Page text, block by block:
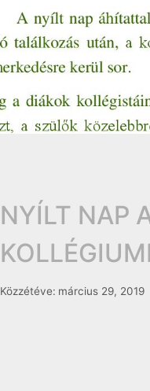
NYÍLT NAP
Közzétéve: március 29, 2019